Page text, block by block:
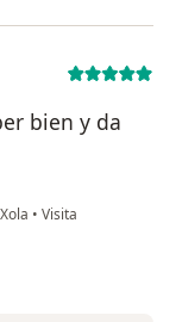
bien y da
• Visita